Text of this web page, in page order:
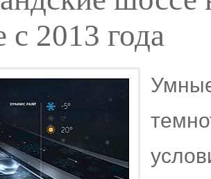
с 2013 года